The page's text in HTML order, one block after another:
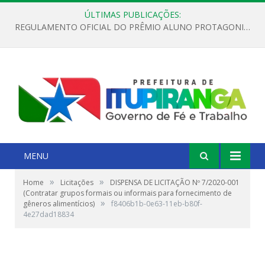
ÚLTIMAS PUBLICAÇÕES:
REGULAMENTO OFICIAL DO PRÊMIO ALUNO PROTAGONISTA – EDIÇÃO 2026
MENU
Home » Licitações »
DISPENSA DE LICITAÇÃO Nº 7/2020-001
(Contratar grupos formais ou informais para fornecimento de
gêneros alimentícios) »
f8406b1b-0e63-11eb-b80f-
4e27dad18834